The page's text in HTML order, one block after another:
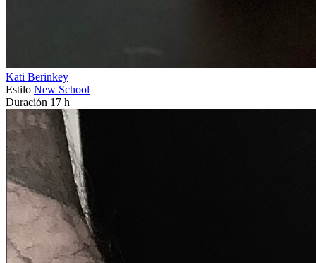
Kati Berinkey
Estilo New School
Duración 17 h